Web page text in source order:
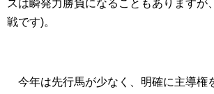
スは瞬発力勝負になることもありますが
戦です)。
今年は先行馬が少なく、明確に主導権